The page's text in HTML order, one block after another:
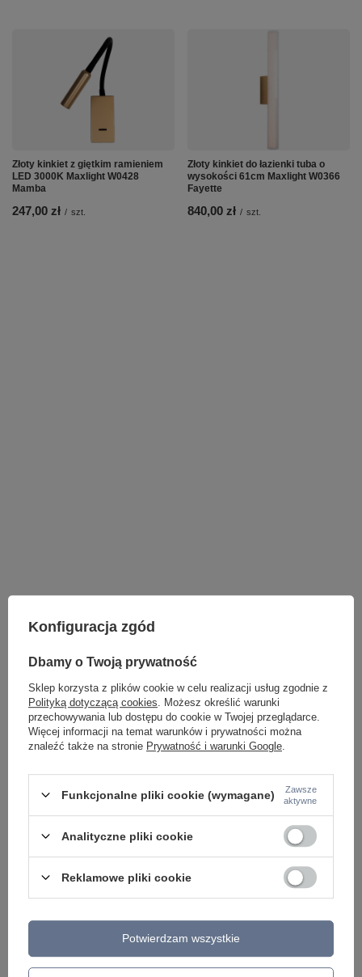
Złoty kinkiet z giętkim ramieniem
LED 3000K Maxlight W0428
Mamba
247,00 zł / szt.
Złoty kinkiet do łazienki tuba o
wysokości 61cm Maxlight W0366
Fayette
840,00 zł / szt.
KINKIETY NAD LUSTRO
ŻYRANDOLE KRYSZTAŁOWE
LAMPY WISZĄCE CZARNE
LAMPY WISZĄCE - OKRĘGI
KINKIETY DO SYPIALNI
LAMPY SUFITOWE OKRĄGŁE
LAMPY WISZĄCE
LAMPY ZEWNĘTRZNE
SŁUPKI OGRODOWE
LAMPY OGRODOWE - SUFITOWE
LAMPY SOLARNE
GIRLANDY OGRODOWE
KINKIETY OGRODOWE
PRODUCENCI
AZZARDO
Konfiguracja zgód
Dbamy o Twoją prywatność
Sklep korzysta z plików cookie w celu realizacji usług zgodnie z
Polityką dotyczącą cookies . Możesz określić warunki
przechowywania lub dostępu do cookie w Twojej przeglądarce.
Więcej informacji na temat warunków i prywatności można
znaleźć także na stronie Prywatność i warunki Google
Funkcjonalne pliki cookie (wymagane)
Zawsze
aktywne
Analityczne pliki cookie
Reklamowe pliki cookie
Potwierdzam wszystkie